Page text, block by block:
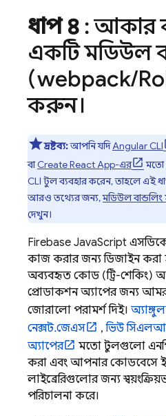
ধাপ ৪ : আকার
একটি মডিউল
(webpack/
করুন।
দ্রষ্টব্য:আপনি যদিAngular CLI
বাCreate React App-এর
মতো
CLI টুল ব্যবহার করেন, তাহলে এই
আরও তথ্যের জন্য,মডিউল বান্ডলিং
দেখুন।
Firebase JavaScript
কাজ করার জন্য ডিজাইন করা
অব্যবহৃত কোড (ট্রি-শেকিং)
প্রোডাকশন অ্যাপের জন্য
জোরালো পরামর্শ দিই।
নেক্সট.জেএস
,ভিউ
অ্যাপের
মতো টুলগুলো
করা এবং আপনার কোডবেসে
লাইব্রেরিগুলোর জন্য
পরিচালনা করে।